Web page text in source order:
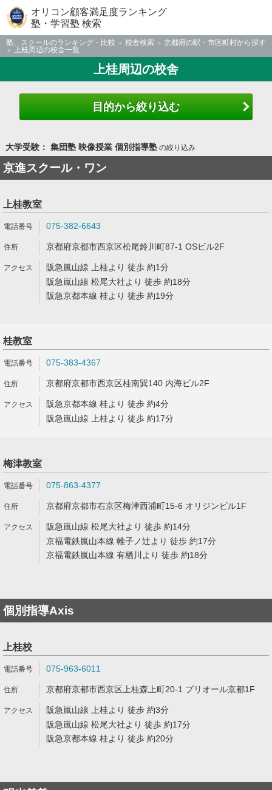
オリコン顧客満足度ランキング
塾・学習塾 検索
塾、スクールのランキング・比較 校舎検索
京都府の駅・市区町村から探す
上桂周辺の校舎一覧
上桂周辺の校舎
目的から絞り込む
大学受験： 集団塾 映像授業 個別指導塾の絞り込み
京進スクール・ワン
上桂教室
075-382-6643
京都府京都市西京区松尾鈴川町87-1 OSビル2F
阪急嵐山線 上桂より 徒歩 約1分
阪急嵐山線 松尾大社より 徒歩 約18分
阪急京都本線 桂より 徒歩 約19分
桂教室
075-383-4367
京都府京都市西京区桂南巽140 内海ビル2F
阪急京都本線 桂より 徒歩 約4分
阪急嵐山線 上桂より 徒歩 約17分
梅津教室
075-863-4377
京都府京都市右京区梅津西浦町15-6 オリジンビル1F
阪急嵐山線 松尾大社より 徒歩 約14分
京福電鉄嵐山本線 帷子ノ辻より 徒歩 約17分
京福電鉄嵐山本線 有栖川より 徒歩 約18分
個別指導Axis
上桂校
075-963-6011
京都府京都市西京区上桂森上町20-1 プリオール京都1F
阪急嵐山線 上桂より 徒歩 約3分
阪急嵐山線 松尾大社より 徒歩 約17分
阪急京都本線 桂より 徒歩 約20分